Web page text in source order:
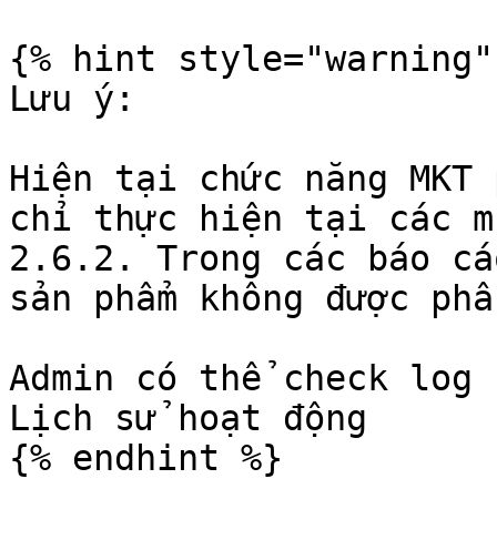
{% hint style="warning"
Lưu ý:
Hiện tại chức năng MKT
chỉ thực hiện tại các
2.6.2. Trong các báo
sản phẩm không được
Admin có thể check log
Lịch sử hoạt động